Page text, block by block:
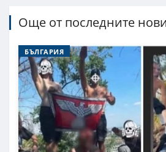
Още от последните
БЪЛГАРИЯ